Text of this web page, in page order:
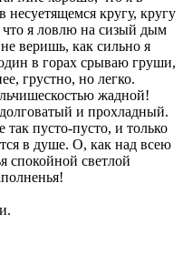
кругу, кругу
я ловлю на сизый дым
веришь, как сильно я
в горах срываю груши,
грустно, но легко.
жадной!
и прохладный.
пусто-пусто, и только
в душе. О, как над всею
спокойной светлой